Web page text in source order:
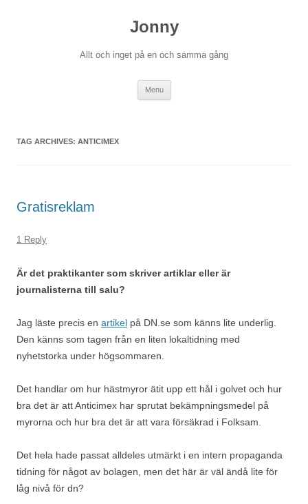
Jonny
Allt och inget på en och samma gång
Menu
TAG ARCHIVES: ANTICIMEX
Gratisreklam
1 Reply
Är det praktikanter som skriver artiklar eller är
journalisterna till salu?
Jag läste precis en artikel på DN.se som känns lite underlig.
Den känns som tagen från en liten lokaltidning med
nyhetstorka under högsommaren.
Det handlar om hur hästmyror ätit upp ett hål i golvet och hur
bra det är att Anticimex har sprutat bekämpningsmedel på
myrorna och hur bra det är att vara försäkrad i Folksam.
Det hela hade passat alldeles utmärkt i en intern propaganda
tidning för något av bolagen, men det här är väl ändå lite för
låg nivå för dn?